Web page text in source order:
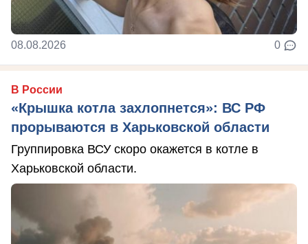
08.08.2026 0
В России
«Крышка котла захлопнется»: ВС РФ
прорываются в Харьковской области
Группировка ВСУ скоро окажется в котле в
Харьковской области.